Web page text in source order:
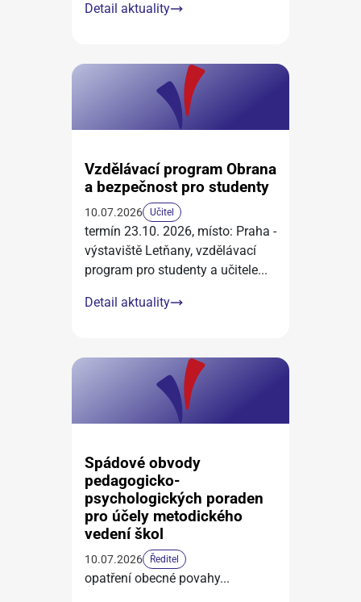
Detail aktuality
Vzdělávací program Obrana
a bezpečnost pro studenty
10.07.2026 Učitel
termín 23.10. 2026, místo: Praha -
výstaviště Letňany, vzdělávací
program pro studenty a učitele...
Detail aktuality
Spádové obvody
pedagogicko-
psychologických poraden
pro účely metodického
vedení škol
10.07.2026 Ředitel
opatření obecné povahy...